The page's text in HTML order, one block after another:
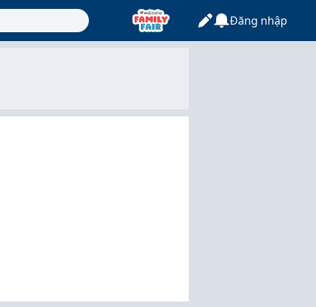
Đăng nhập